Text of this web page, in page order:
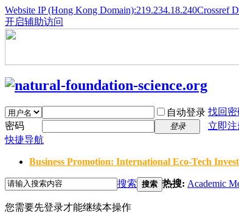
Website IP (Hong Kong Domain):219.234.18.240Crossref
开启辅助访问
自动登录 找回密
密码
登录
立即
快捷导航
Business Promotion: International Eco-Tech
搜索 搜索 热搜: Academic
您需要先登录才能继续本操作